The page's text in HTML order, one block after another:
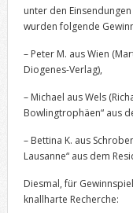
unter den Einsendungen
wurden folgende
– Peter M. aus Wien
Diogenes-Verlag),
– Michael aus Wels
Bowlingtrophäen“ aus
– Bettina K. aus
Lausanne“ aus dem
Diesmal, für
knallharte Recherche: